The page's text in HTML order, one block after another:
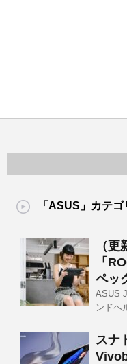
「ASUS」カテ
（
「
ペッ
ASUS
ンドヘ
スナ